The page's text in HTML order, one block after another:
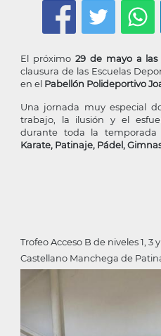
El próximo 29 de mayo a las
clausura de las Escuelas
en el Pabellón Polideportivo
Una jornada muy especial
trabajo, la ilusión y el
durante toda la
Karate, Patinaje, Pádel,
Trofeo Acceso B de niveles 1, 3
Castellano Manchega de